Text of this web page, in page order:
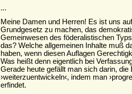
...
Meine Damen und Herren! Es ist uns
Grundgesetz zu machen, das
Gemeinwesen des föderalistischen
das? Welche allgemeinen Inhalte muß
haben, wenn diesen Auflagen
Was heißt denn eigentlich bei
Gerade heute gefällt man sich darin, die
›weiterzuentwickeln‹, indem man
erfindet.